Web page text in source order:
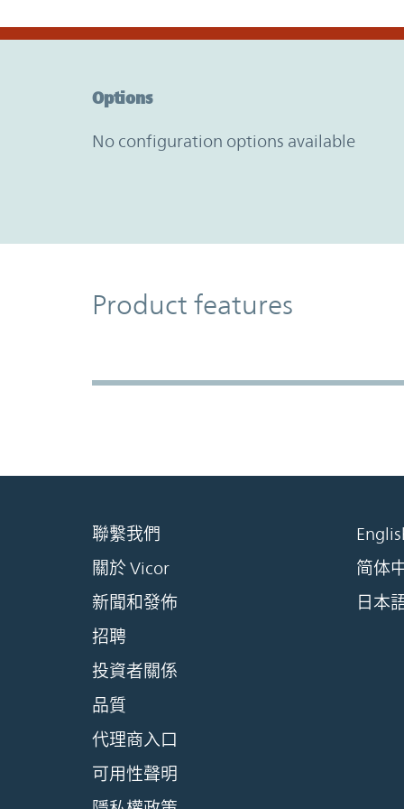
Options
No configuration options available
Product Features
Product features
聯繫我們
關於 Vicor
新聞和發佈
招聘
投資者關係
品質
代理商入口
可用性聲明
简体
日本